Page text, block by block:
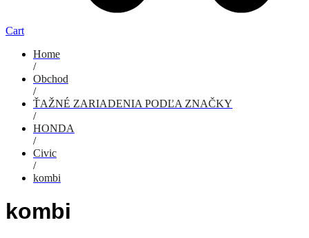
Cart
Home
/
Obchod
/
ŤAŽNÉ ZARIADENIA PODĽA ZNAČKY
/
HONDA
/
Civic
/
kombi
kombi